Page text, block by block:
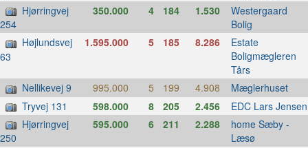
Hjørringvej
254
350.000 4 184 1.530 Westergaard
Bolig
Højlundsvej
63
1.595.000 5 185 8.286 Estate
Boligmægleren
Tårs
Nellikevej 9
995.000 5 199 4.908 Mæglerhuset
Tryvej 131
598.000 8 205 2.456 EDC Lars Jensen
Hjørringvej
250
595.000 6 211 2.288 home Sæby -
Læsø